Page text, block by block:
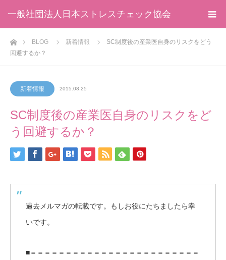
一般社団法人日本ストレスチェック協会
ホームBLOG 新着情報
SC制度後の産業医自身のリスクをどう
回避するか？
新着情報 2015.08.25
SC制度後の産業医自身のリスクをど
う回避するか？
過去メルマガの転載です。もしお役にたちましたら幸
いです。
■＝＝＝＝＝＝＝＝＝＝＝＝＝＝＝＝＝＝＝＝＝＝＝＝